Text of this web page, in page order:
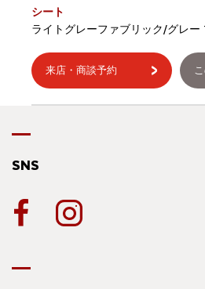
シート
ライトグレーファブリック/グレー
来店・商談予約
SNS